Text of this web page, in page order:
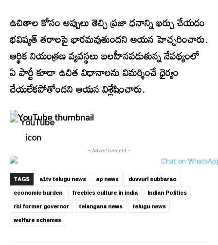
ఉచితాల కోసం అప్పులు తెచ్చి ప్రజా ధనాన్ని ఖర్చు చేయడం
భవిష్యత్ తరాలపై భారమవుతుందని ఆయన హెచ్చరించారు.
ఆర్థిక నియంత్రణ వ్యవస్థలు బలహీనపడుతున్న నేపథ్యంలో
ఏ పార్టీ కూడా ఉచిత విధానాలను విమర్శించే ధైర్యం
చేయలేకపోతోందని ఆయన విశ్లేషించారు.
- Advertisement -
TAGS a1tv telugu news ap news
duvvuri subbarao
economic burden
freebies culture in india
Indian Politics
rbi former governor
telangana news
telugu news
welfare schemes